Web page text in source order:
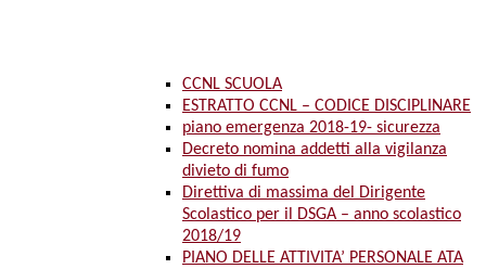
CCNL SCUOLA
ESTRATTO CCNL – CODICE DISCIPLINARE
piano emergenza 2018-19- sicurezza
Decreto nomina addetti alla vigilanza
divieto di fumo
Direttiva di massima del Dirigente
Scolastico per il DSGA – anno scolastico
2018/19
PIANO DELLE ATTIVITA’ PERSONALE ATA